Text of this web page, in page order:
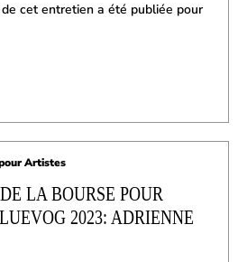
cet entretien a été publiée pour
Artistes
LA BOURSE POUR
2023: ADRIENNE